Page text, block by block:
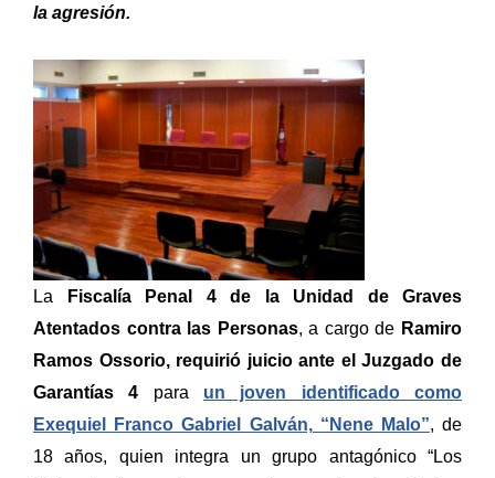
la agresión.
La
Fiscalía Penal 4 de la Unidad de Graves
Atentados contra las Personas, a cargo de Ramiro
Ramos Ossorio, requirió juicio ante el Juzgado de
Garantías 4 para un joven identificado como
Exequiel Franco Gabriel Galván, “Nene Malo”, de
18 años, quien integra un grupo antagónico “Los